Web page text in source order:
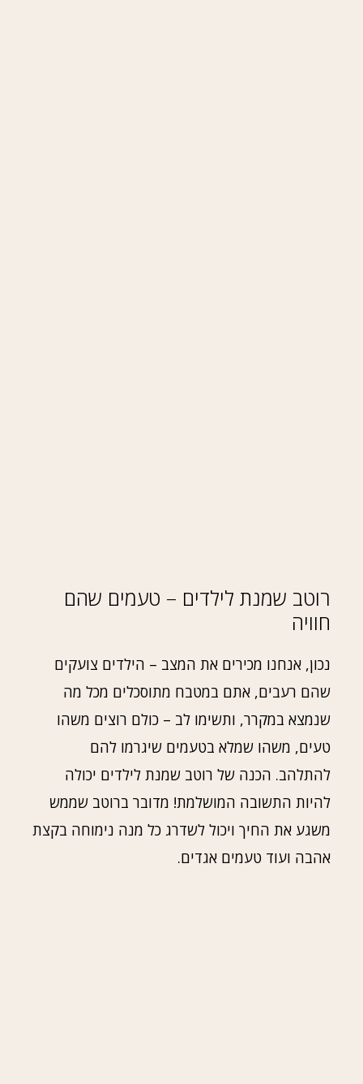
רוטב שמנת לילדים – טעמים שהם
חוויה
נכון, אנחנו מכירים את המצב – הילדים צועקים
שהם רעבים, אתם במטבח מתוסכלים מכל מה
שנמצא במקרר, ותשימו לב – כולם רוצים משהו
טעים, משהו שמלא בטעמים שיגרמו להם
להתלהב. הכנה של רוטב שמנת לילדים יכולה
להיות התשובה המושלמת! מדובר ברוטב שממש
משגע את החיך ויכול לשדרג כל מנה נימוחה בקצת
אהבה ועוד טעמים אגדים.